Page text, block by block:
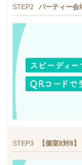
STEP2 パーティー会
STEP3 【個室8対8